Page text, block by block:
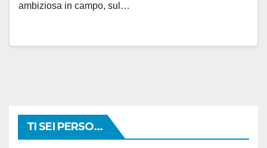
ambiziosa in campo, sul…
TI SEI PERSO...